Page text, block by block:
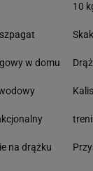
w domu
na drążku
10